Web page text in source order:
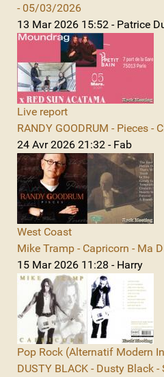
- 05/03/2026
13 Mar 2026 15:52 - Patrice
Live report
RANDY GOODRUM - Pieces -
24 Avr 2026 21:32 - Fab
West Coast
Mike Tramp - Capricorn - Ma
15 Mar 2026 11:28 - Harry
Pop Rock (Alternatif Modern
DUSTY BLACK - Dusty Black -